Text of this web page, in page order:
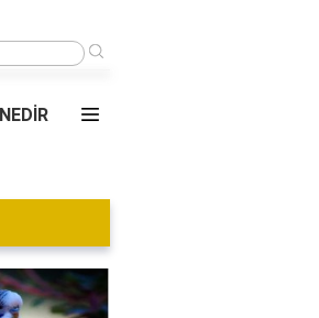
Doğurduğunu Görmek
NEDİR